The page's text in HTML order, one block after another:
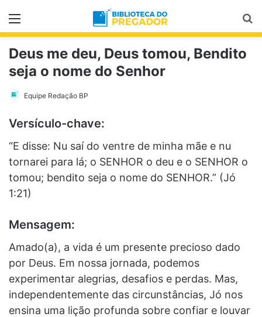
Menu
Deus me deu, Deus tomou, Bendito
seja o nome do Senhor
Equipe Redação BP
Versículo-chave:
“E disse: Nu saí do ventre de minha mãe e nu
tornarei para lá; o SENHOR o deu e o SENHOR o
tomou; bendito seja o nome do SENHOR.” (Jó
1:21)
Mensagem:
Amado(a), a vida é um presente precioso dado
por Deus. Em nossa jornada, podemos
experimentar alegrias, desafios e perdas. Mas,
independentemente das circunstâncias, Jó nos
ensina uma lição profunda sobre confiar e louvar